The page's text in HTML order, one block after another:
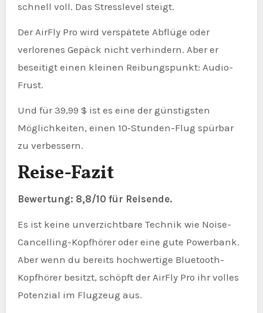
schnell voll. Das Stresslevel steigt.
Der AirFly Pro wird verspätete Abflüge oder
verlorenes Gepäck nicht verhindern. Aber er
beseitigt einen kleinen Reibungspunkt: Audio-
Frust.
Und für 39,99 $ ist es eine der günstigsten
Möglichkeiten, einen 10‑Stunden-Flug spürbar
zu verbessern.
Reise-Fazit
Bewertung: 8,8/10 für Reisende.
Es ist keine unverzichtbare Technik wie Noise-
Cancelling-Kopfhörer oder eine gute Powerbank.
Aber wenn du bereits hochwertige Bluetooth-
Kopfhörer besitzt, schöpft der AirFly Pro ihr volles
Potenzial im Flugzeug aus.